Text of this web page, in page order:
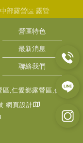
中部露營區 露營
營區特色
最新消息
聯絡我們
,仁愛鄉露營區,仁愛鄉
網頁設計